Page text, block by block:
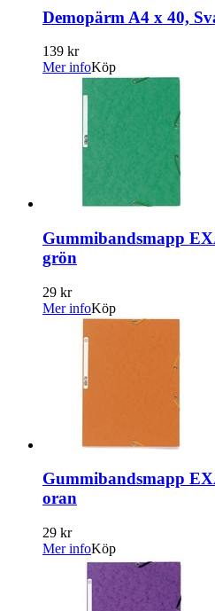
Demopärm A4 x 40,
139 kr
Mer infoKöp
Gummibandsmapp
grön
29 kr
Mer infoKöp
Gummibandsmapp
oran
29 kr
Mer infoKöp